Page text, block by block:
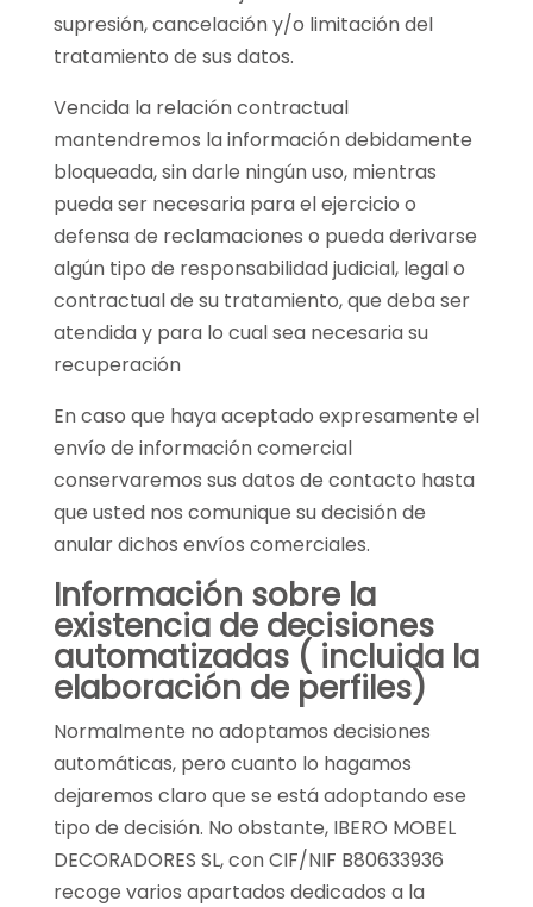
supresión, cancelación y/o limitación del
tratamiento de sus datos.
Vencida la relación contractual
mantendremos la información debidamente
bloqueada, sin darle ningún uso, mientras
pueda ser necesaria para el ejercicio o
defensa de reclamaciones o pueda derivarse
algún tipo de responsabilidad judicial, legal o
contractual de su tratamiento, que deba ser
atendida y para lo cual sea necesaria su
recuperación
En caso que haya aceptado expresamente el
envío de información comercial
conservaremos sus datos de contacto hasta
que usted nos comunique su decisión de
anular dichos envíos comerciales.
Información sobre la
existencia de decisiones
automatizadas ( incluida la
elaboración de perfiles)
Normalmente no adoptamos decisiones
automáticas, pero cuanto lo hagamos
dejaremos claro que se está adoptando ese
tipo de decisión. No obstante, IBERO MOBEL
DECORADORES SL, con CIF/NIF B80633936
recoge varios apartados dedicados a la